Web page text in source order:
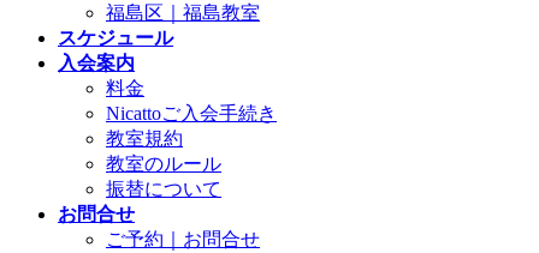
福島区｜福島教室
スケジュール
入会案内
料金
Nicattoご入会手続き
教室規約
教室のルール
振替について
お問合せ
ご予約｜お問合せ